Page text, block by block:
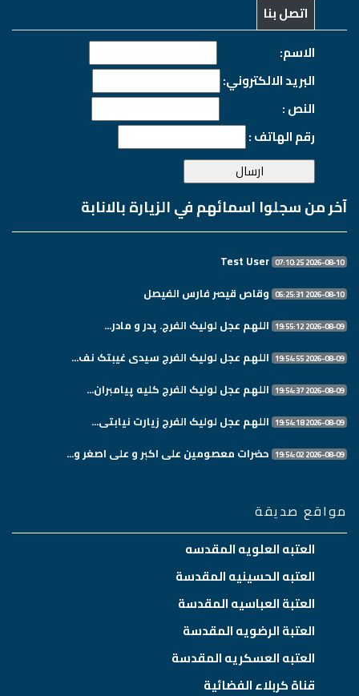
اتصل بنا
الاسم:
البريد الالكتروني:
النص :
رقم الهاتف :
آخر من سجلوا اسمائهم في الزيارة بالانابة
2026-08-10 07:10:25
Test User
2026-08-10 06:25:31 وقاص قيصر فارس الفيصل
2026-08-09 19:55:12 اللهم عجل لولیک الفرج. پدر و مادر...
2026-08-09 19:54:55 اللهم عجل لولیک الفرج سیدی غیبتک نف...
2026-08-09 19:54:37 اللهم عجل لولیک الفرج کلیه پیامبران...
2026-08-09 19:54:18 اللهم عجل لولیک الفرج زیارت نیابتی...
2026-08-09 19:54:02 حضرات معصومین علی اکبر و علی اصغر و...
مواقع صديقة
العتبه العلويه المقدسه
العتبه الحسينيه المقدسة
العتبة العباسيه المقدسة
العتبة الرضويه المقدسة
العتبه العسكريه المقدسة
قناة كربلاء الفضائية